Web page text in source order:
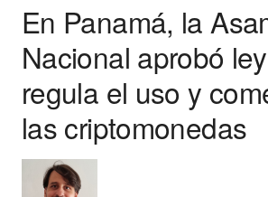
En Panamá, la
Nacional aprobó
regula el uso y
las criptomonedas